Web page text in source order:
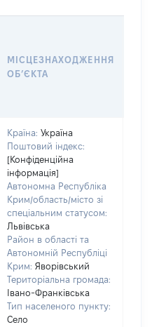
МІСЦЕЗНАХОДЖЕННЯ
ОБʼЄКТА
Країна: Україна
Поштовий індекс:
[Конфіденційна
інформація]
Автономна Республіка
Крим/область/місто зі
спеціальним статусом:
Львівська
Район в області та
Автономній Республіці
Крим: Яворівський
Територіальна громада:
Івано-Франківська
Тип населеного пункту:
Село